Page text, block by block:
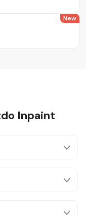
New
Inpaint